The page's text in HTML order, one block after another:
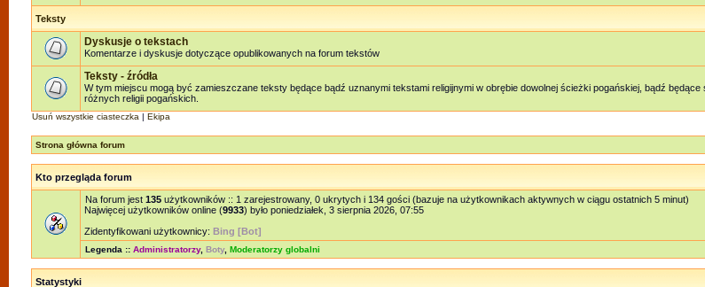
Teksty
Dyskusje o tekstach
Komentarze i dyskusje dotyczące opublikowanych na forum tekstów
Teksty - źródła
W tym miejscu mogą być zamieszczane teksty będące bądź uznanymi tekstami religijnymi w obrębie dowolnej ścieżki pogańskiej, bądź
różnych religii pogańskich.
Usuń wszystkie ciasteczka | Ekipa
Strona główna forum
Kto przegląda forum
Na forum jest 135 użytkowników :: 1 zarejestrowany, 0 ukrytych i 134 gości (bazuje na użytkownikach aktywnych w ciągu ostatnich 5 minut)
Najwięcej użytkowników online (9933) było poniedziałek, 3 sierpnia 2026, 07:55
Zidentyfikowani użytkownicy: Bing [Bot]
Legenda :: Administratorzy, Boty, Moderatorzy globalni
Statystyki